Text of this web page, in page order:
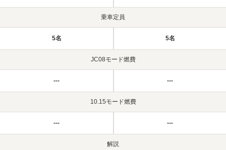
乗車定員
5名 5名
JC08モード燃費
--- ---
10.15モード燃費
--- ---
解説